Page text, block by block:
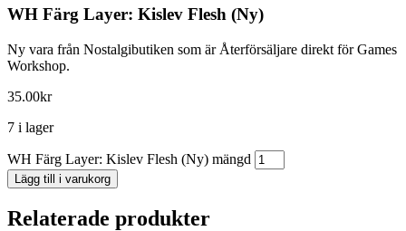
WH Färg Layer: Kislev Flesh (Ny)
Ny vara från Nostalgibutiken som är Återförsäljare direkt för Games
Workshop.
35.00kr
7 i lager
WH Färg Layer: Kislev Flesh (Ny) mängd
Lägg till i varukorg
Relaterade produkter